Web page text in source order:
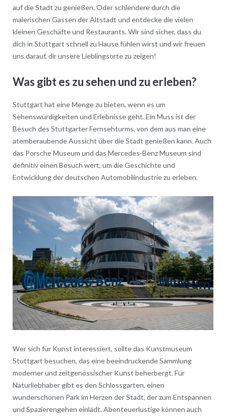
auf die Stadt zu genießen. Oder schlendere durch die
malerischen Gassen der Altstadt und entdecke die vielen
kleinen Geschäfte und Restaurants. Wir sind sicher, dass du
dich in Stuttgart schnell zu Hause fühlen wirst und wir freuen
uns darauf, dir unsere Lieblingsorte zu zeigen!
Was gibt es zu sehen und zu erleben?
Stuttgart hat eine Menge zu bieten, wenn es um
Sehenswürdigkeiten und Erlebnisse geht. Ein Muss ist der
Besuch des Stuttgarter Fernsehturms, von dem aus man eine
atemberaubende Aussicht über die Stadt genießen kann. Auch
das Porsche Museum und das Mercedes-Benz Museum sind
definitiv einen Besuch wert, um die Geschichte und
Entwicklung der deutschen Automobilindustrie zu erleben.
Wer sich für Kunst interessiert, sollte das Kunstmuseum
Stuttgart besuchen, das eine beeindruckende Sammlung
moderner und zeitgenössischer Kunst beherbergt. Für
Naturliebhaber gibt es den Schlossgarten, einen
wunderschönen Park im Herzen der Stadt, der zum Entspannen
und Spazierengehen einlädt. Abenteuerlustige können auch